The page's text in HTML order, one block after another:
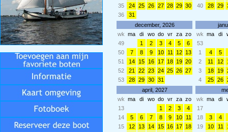
35
24 25 26 27 28 29 30
36
31
40
28 29
december, 2026
wk ma di wo do vr za zo
49
1 2 3 4 5
6
50
7 8 9 10 11 12 13
51
14 15 16 17 18 19 20
52
21 22 23 24 25 26 27
53
28 29 30 31
wk ma di
53
1
4
5
2
11 12
3
18 19
4
25 26
april, 2027
wk ma di wo do vr za zo
13
1 2 3
4
14
5 6 7 8 9 10
11
15
12 13 14 15 16 17 18
wk ma di
17
18
3
4
19
10 11